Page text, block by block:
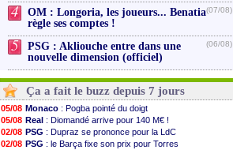
4
OM : Longoria, les joueurs... Benatia
règle ses comptes !
(07/08)
5
PSG : Akliouche entre dans une
nouvelle dimension (officiel)
(06/08)
Ça a fait le buzz depuis 7 jours
05/08 Monaco : Pogba pointé du doigt
05/08 Real : Diomandé arrive pour 140 M€ !
02/08 PSG : Dupraz se prononce pour la LdC
02/08 PSG : le Barça fixe son prix pour Torres